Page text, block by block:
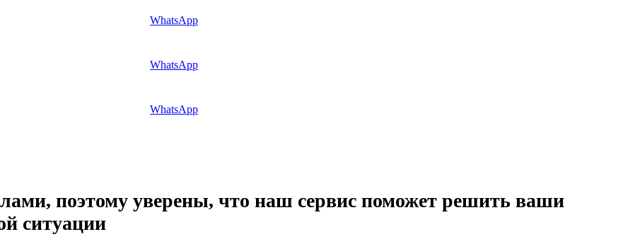
WhatsApp
WhatsApp
WhatsApp
поэтому уверены, что наш сервис поможет решить ваши
ситуации